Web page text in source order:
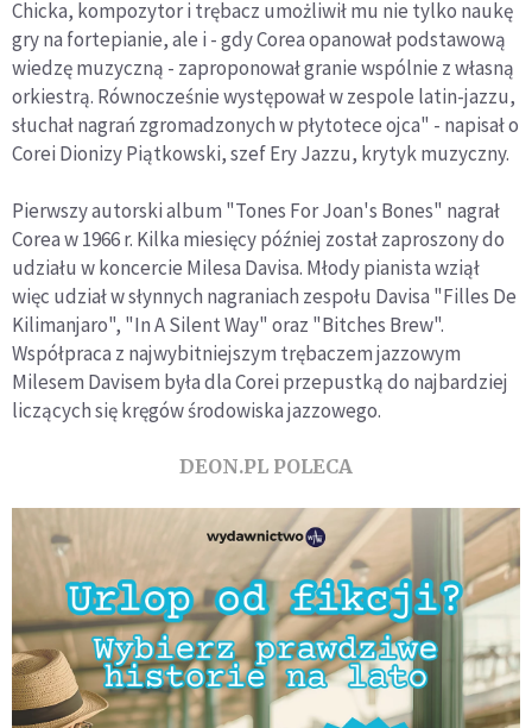
Chicka, kompozytor i trębacz umożliwił mu nie tylko naukę
gry na fortepianie, ale i - gdy Corea opanował podstawową
wiedzę muzyczną - zaproponował granie wspólnie z własną
orkiestrą. Równocześnie występował w zespole latin-jazzu,
słuchał nagrań zgromadzonych w płytotece ojca" - napisał o
Corei Dionizy Piątkowski, szef Ery Jazzu, krytyk muzyczny.
Pierwszy autorski album "Tones For Joan's Bones" nagrał
Corea w 1966 r. Kilka miesięcy później został zaproszony do
udziału w koncercie Milesa Davisa. Młody pianista wziął
więc udział w słynnych nagraniach zespołu Davisa "Filles De
Kilimanjaro", "In A Silent Way" oraz "Bitches Brew".
Współpraca z najwybitniejszym trębaczem jazzowym
Milesem Davisem była dla Corei przepustką do najbardziej
liczących się kręgów środowiska jazzowego.
DEON.PL POLECA